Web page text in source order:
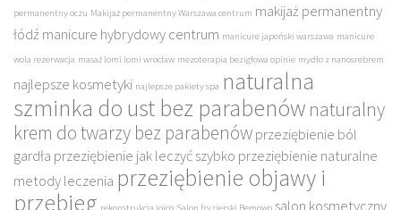
permanentny oczu Makijaż permanentny Warszawa centrum makijaż permanentny
łódź manicure hybrydowy centrum manicure japoński warszawa manicure
wola rezerwacja masaż lomi lomi wrocław mezoterapia bezigłowa opinie mydło z nanosrebrem
najlepsze kosmetyki najlepsze pakiety spa naturalna
szminka do ust bez parabenów naturalny
krem do twarzy bez parabenówprzeziębienie ból
gardła przeziębienie jak leczyć szybko przeziębienie naturalne
metody leczenia przeziębienie objawy i
przebieg rekonstrukcja joico Salon fryzjerski Bemowo salon kosmetyczny